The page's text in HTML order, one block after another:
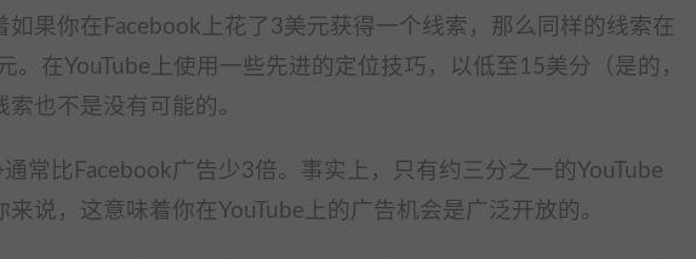
如果你在Facebook上花了3美元获得一个线索，那么同样的线索在
。在YouTube上使用一些先进的定位技巧，以低至15美分（是的，
也不是没有可能的。
常比Facebook广告少3倍。事实上，只有约三分之一的YouTube
说，这意味着你在YouTube上的广告机会是广泛开放的。